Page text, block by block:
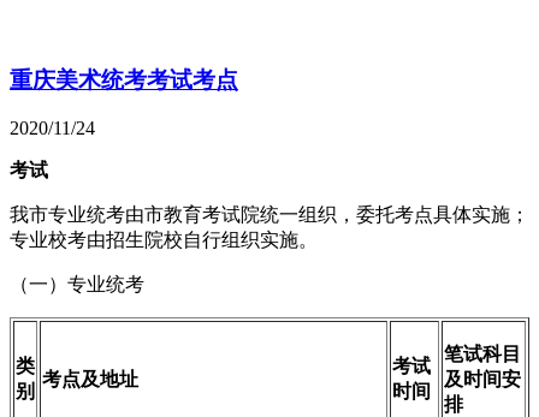
重庆美术统考考试考点
2020/11/24
考试
我市专业统考由市教育考试院统一组织，委托考点具体实施；
专业校考由招生院校自行组织实施。
（一）专业统考
类
别
考点及地址
考试
时间
笔试科目
及时间安
排